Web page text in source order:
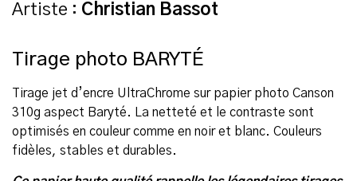
Artiste : Christian Bassot
Tirage photo BARYTÉ
Tirage jet d’encre UltraChrome sur papier photo Canson
310g aspect Baryté. La netteté et le contraste sont
optimisés en couleur comme en noir et blanc. Couleurs
fidèles, stables et durables.